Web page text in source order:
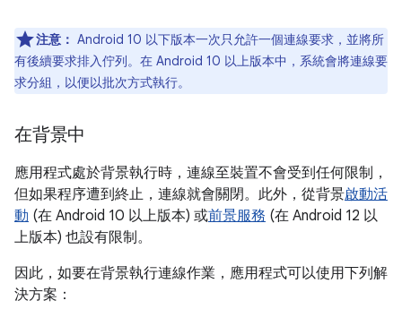
注意： Android 10 以下版本一次只允許一個連線要求，並將所
有後續要求排入佇列。在 Android 10 以上版本中，系統會將連線要
求分組，以便以批次方式執行。
在背景中
應用程式處於背景執行時，連線至裝置不會受到任何限制，
但如果程序遭到終止，連線就會關閉。此外，從背景啟動活
動 (在 Android 10 以上版本) 或前景服務 (在 Android 12 以
上版本) 也設有限制。
因此，如要在背景執行連線作業，應用程式可以使用下列解
決方案：